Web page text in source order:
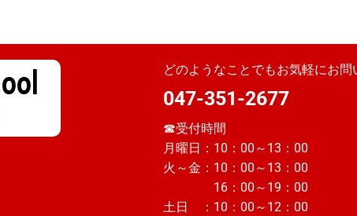
どのようなことでもお気軽にお問
047-351-2677
☎受付時間
月曜日：10：00～13：00
火～金：10：00～13：00
16：00～19：00
土日 ：10：00～12：00